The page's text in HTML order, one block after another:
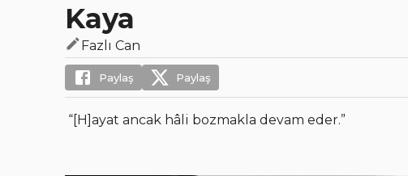
Kaya
Fazlı Can
Paylaş Paylaş
“[H]ayat ancak hâli bozmakla devam eder.”